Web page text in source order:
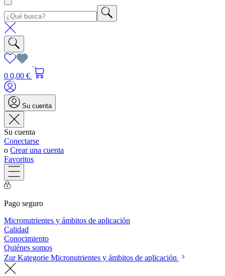
0 0,00 €
Su cuenta
Su cuenta
Conectarse
o Crear una cuenta
Favoritos
Pago seguro
Micronutrientes y ámbitos de aplicación
Calidad
Conocimiento
Quiénes somos
Zur Kategorie Micronutrientes y ámbitos de aplicación